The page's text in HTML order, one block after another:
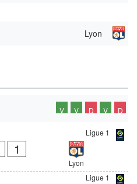
Lyon
V V D V D
Ligue 1
1
Lyon
Ligue 1